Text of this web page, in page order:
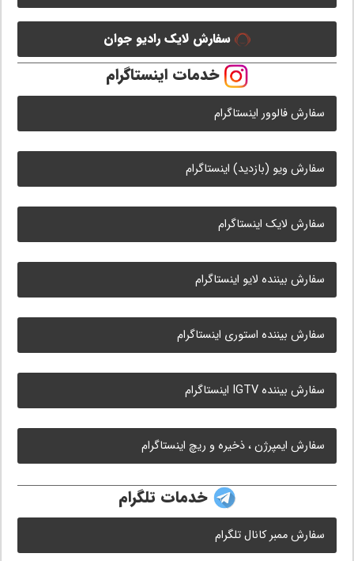
سفارش لایک رادیو جوان
خدمات اینستاگرام
سفارش فالوور اینستاگرام
سفارش ویو (بازدید) اینستاگرام
سفارش لایک اینستاگرام
سفارش بیننده لایو اینستاگرام
سفارش بیننده استوری اینستاگرام
سفارش بیننده IGTV اینستاگرام
سفارش ایمپرژن ، ذخیره و ریچ اینستاگرام
خدمات تلگرام
سفارش ممبر کانال تلگرام